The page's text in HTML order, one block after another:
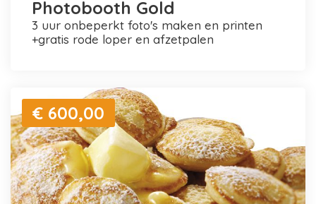
Photobooth Gold
3 uur onbeperkt foto's maken en printen
+gratis rode loper en afzetpalen
€ 600,00